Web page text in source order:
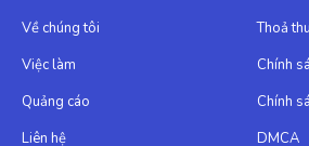
Về chúng tôi
Việc làm
Quảng cáo
Liên hệ
Thoả
Chính
Chính
DMCA